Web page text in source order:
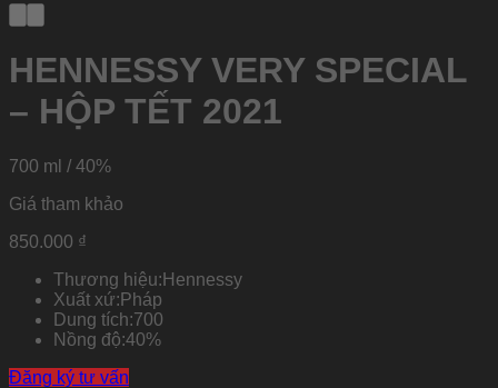
HENNESSY VERY SPECIAL
– HỘP TẾT 2021
700 ml / 40%
Giá tham khảo
850.000 ₫
Thương hiệu: Hennessy
Xuất xứ: Pháp
Dung tích:700
Nồng độ:40%
Đăng ký tư vấn